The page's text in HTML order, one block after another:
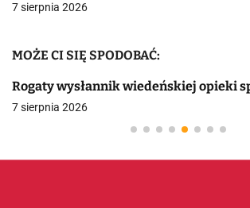
7 sierpnia 2026
MOŻE CI SIĘ SPODOBAĆ:
Rogaty wysłannik wiedeńskiej opieki
7 sierpnia 2026